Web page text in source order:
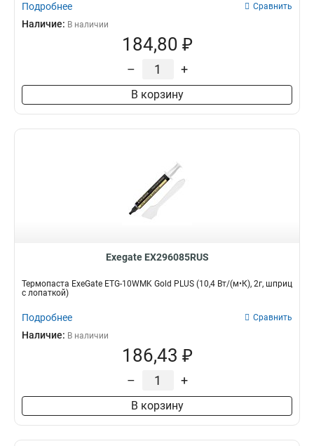
Подробнее Сравнить
Наличие: В наличии
184,80 ₽
– +
В корзину
Exegate EX296085RUS
Термопаста ExeGate ETG-10WMK Gold PLUS (10,4 Вт/(м•К), 2г, шприц
с лопаткой)
Подробнее Сравнить
Наличие: В наличии
186,43 ₽
– +
В корзину